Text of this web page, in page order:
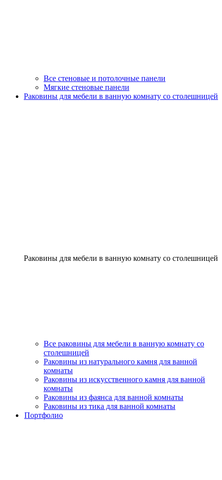
Все стеновые и потолочные панели
Мягкие стеновые панели
Раковины для мебели в ванную комнату со столешницей
Раковины для мебели в ванную комнату со столешницей
Все раковины для мебели в ванную комнату со
столешницей
Раковины из натурального камня для ванной
комнаты
Раковины из искусственного камня для ванной
комнаты
Раковины из фаянса для ванной комнаты
Раковины из тика для ванной комнаты
Портфолио